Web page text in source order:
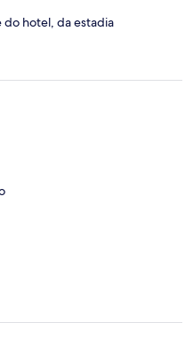
寝るだけの部屋と割り切る
厚くないからか、若干ほか
（可愛いので、私たちは気
は次のようなところです。
風力の強いドライヤーもあ
ーは使わなかったです。シ
に問題なく、温度調節がで
屋ですが、シャワー室はガ
こまで濡れないので良かっ
り、紅茶やハーブティーを
hotel, da estadia